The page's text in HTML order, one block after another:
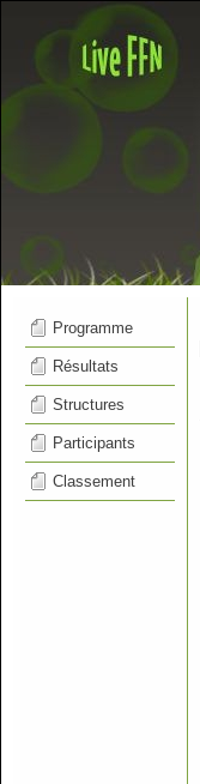
Programme
Résultats
Structures
Participants
Classement